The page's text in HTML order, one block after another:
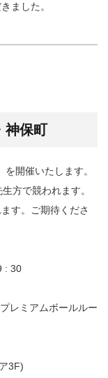
ました。
神保町
開催いたします。
方で競われます。
す。ご期待くださ
: 30
レミアムボールルー
3F)